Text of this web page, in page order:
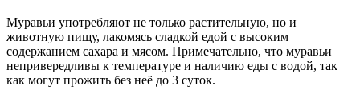
Муравьи употребляют не только растительную, но и
животную пищу, лакомясь сладкой едой с высоким
содержанием сахара и мясом. Примечательно, что муравьи
непривередливы к температуре и наличию еды с водой, так
как могут прожить без неё до 3 суток.